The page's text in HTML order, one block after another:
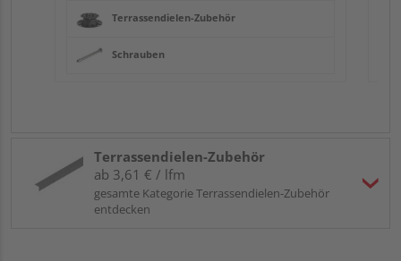
Terrassendielen-Zubehör
Schrauben
Terrassendielen-Zubehör
ab 3,61 € / lfm
gesamte Kategorie Terrassendielen-Zubehör
entdecken